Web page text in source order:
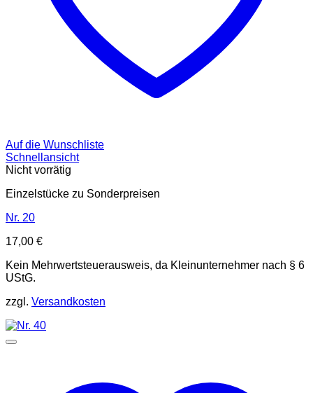
Auf die Wunschliste
Schnellansicht
Nicht vorrätig
Einzelstücke zu Sonderpreisen
Nr. 20
17,00 €
Kein Mehrwertsteuerausweis, da Kleinunternehmer nach § 6
UStG.
zzgl. Versandkosten